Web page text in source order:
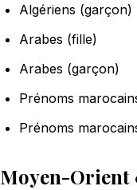
Algériens (garçon)
Arabes (fille)
Arabes (garçon)
Prénoms
Prénoms
Moyen-Orient